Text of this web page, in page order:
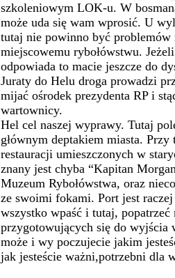
szkoleniowym LOK-u. W
może uda się wam wprosić. U
tutaj nie powinno być problemów
miejscowemu rybołówstwu.
odpowiada to macie jeszcze do
Juraty do Helu droga prowadzi
mijać ośrodek prezydenta RP i
wartownicy.
Hel cel naszej wyprawy. Tutaj
głównym deptakiem miasta.
restauracji umieszczonych w
znany jest chyba “Kapitan
Muzeum Rybołówstwa, oraz
ze swoimi fokami. Port jest
wszystko wpaść i tutaj,
przygotowujących się do wyjścia
może i wy poczujecie jakim
jak jesteście ważni,potrzebni dla